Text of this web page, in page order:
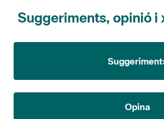
Suggeriments, opinió i
Opina